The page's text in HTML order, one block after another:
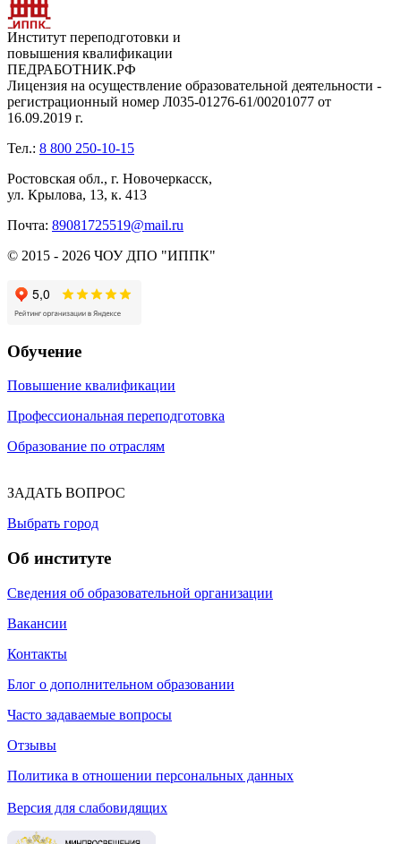
Институт переподготовки и
повышения квалификации
ПЕДРАБОТНИК.РФ
Лицензия на осуществление образовательной деятельности -
регистрационный номер Л035-01276-61/00201077 от
16.09.2019 г.
Тел.: 8 800 250-10-15
Ростовская обл., г. Новочеркасск,
ул. Крылова, 13, к. 413
Почта: 89081725519@mail.ru
© 2015 - 2026 ЧОУ ДПО "ИППК"
Обучение
Повышение квалификации
Профессиональная переподготовка
Образование по отраслям
ЗАДАТЬ ВОПРОС
Выбрать город
Об институте
Сведения об образовательной организации
Вакансии
Контакты
Блог о дополнительном образовании
Часто задаваемые вопросы
Отзывы
Политика в отношении персональных данных
Версия для слабовидящих